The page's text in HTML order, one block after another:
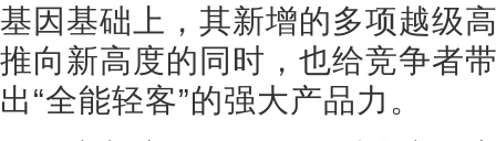
基因基础上，其新增的多项越级
推向新高度的同时，也给竞争者
出“全能轻客”的强大产品力。